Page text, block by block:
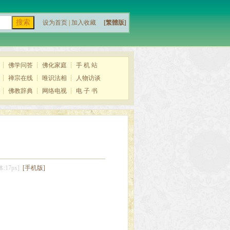
设为首页 加入收藏 [繁體版]
佛学问答 ┊ 佛化家庭 ┊ 手 机 站
禅宗在线 ┊ 唯识法相 ┊
人物访谈
佛教辞典 ┊ 网络电视 ┊ 电 子 书
:17px] [手机版]